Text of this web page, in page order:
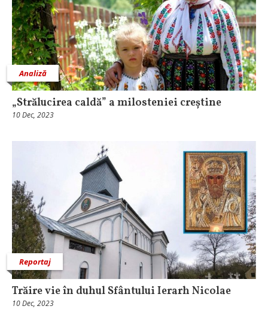
Analiză
„Strălucirea caldă” a milosteniei creștine
10 Dec, 2023
Reportaj
Trăire vie în duhul Sfântului Ierarh Nicolae
10 Dec, 2023